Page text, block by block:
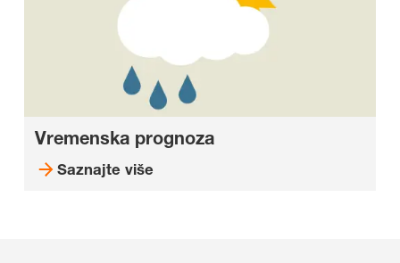
Vremenska prognoza
Saznajte više